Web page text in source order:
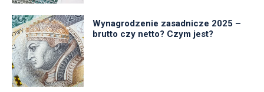
Wynagrodzenie zasadnicze 2025 –
brutto czy netto? Czym jest?